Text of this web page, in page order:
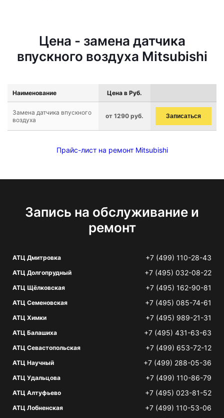
Цена - замена датчика
впускного воздуха Mitsubishi
Наименование Цена в Руб.
Замена датчика впускного
воздуха
от 1290 руб. Записаться
Прайс-лист на ремонт Mitsubishi
Запись на обслуживание и
ремонт
АТЦ Дмитровка +7 (499) 110-28-43
АТЦ Долгопрудный +7 (495) 032-08-22
АТЦ Щёлковская +7 (495) 162-90-81
АТЦ Семеновская +7 (495) 085-74-61
АТЦ Химки +7 (495) 989-21-31
АТЦ Балашиха +7 (495) 431-63-63
АТЦ Севастопольская +7 (499) 653-72-12
АТЦ Научный +7 (499) 288-05-36
АТЦ Удальцова +7 (499) 110-86-79
АТЦ Алтуфьево +7 (495) 023-81-52
АТЦ Лобненская +7 (499) 110-53-06